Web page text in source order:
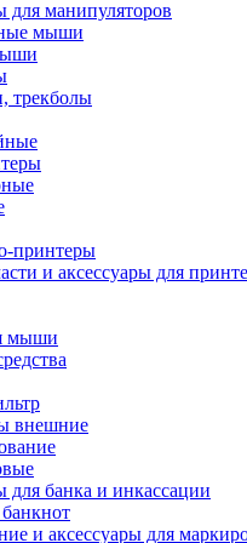
для манипуляторов
мыши
трекболы
принтеры
и аксессуары для
мыши
внешние
для банка и инкассации
и аксессуары для